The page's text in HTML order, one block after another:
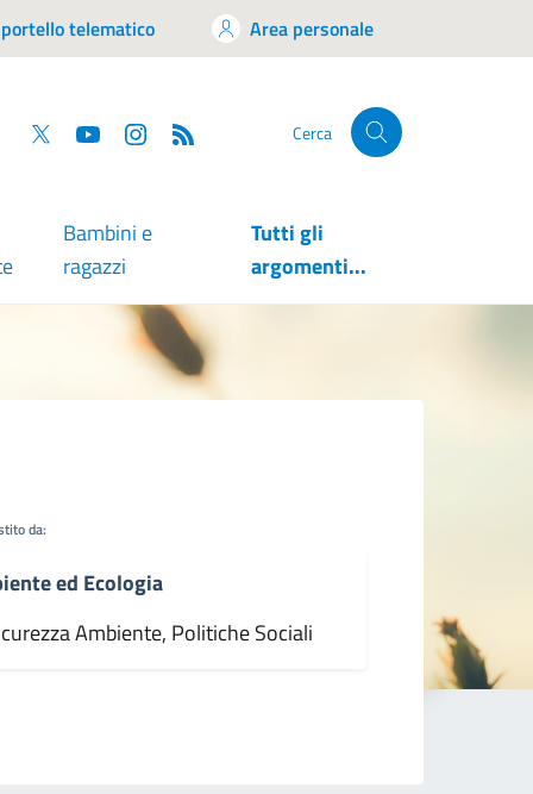
telematico Area personale
Facebook
Twitter YouTube Cerca
Bambini e
ragazzi
Tutti gli
argomenti...
da:
ed Ecologia
Ambiente, Politiche Sociali